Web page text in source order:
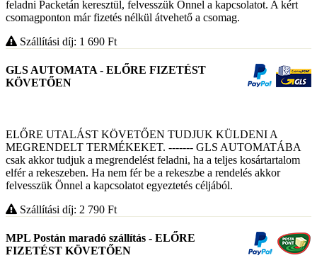
feladni Packetán keresztül, felvesszük Önnel a kapcsolatot. A kért
csomagponton már fizetés nélkül átvehető a csomag.
Szállítási díj: 1 690 Ft
GLS AUTOMATA - ELŐRE FIZETÉST
KÖVETŐEN
ELŐRE UTALÁST KÖVETŐEN TUDJUK KÜLDENI A
MEGRENDELT TERMÉKEKET. ------- GLS AUTOMATÁBA
csak akkor tudjuk a megrendelést feladni, ha a teljes kosártartalom
elfér a rekeszeben. Ha nem fér be a rekeszbe a rendelés akkor
felvesszük Önnel a kapcsolatot egyeztetés céljából.
Szállítási díj: 2 790 Ft
MPL Postán maradó szállítás - ELŐRE
FIZETÉST KÖVETŐEN